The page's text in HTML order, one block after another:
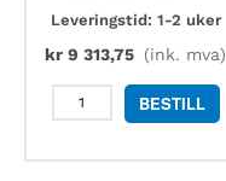
Leveringstid: 1-2 uker
kr 9 313,75 (ink. mva)
Kern
BFS-
BESTILL